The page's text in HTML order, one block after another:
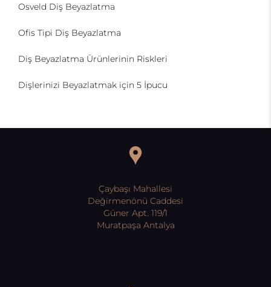
Osveld Diş Beyazlatma
Ofis Tipi Diş Beyazlatma
Diş Beyazlatma Ürünlerinin Riskleri
Dişlerinizi Beyazlatmak için 5 İpucu
Çaybaşı Mahallesi
Değirmenönü Caddesi
Güner Apt. 119/1
Muratpaşa Antalya